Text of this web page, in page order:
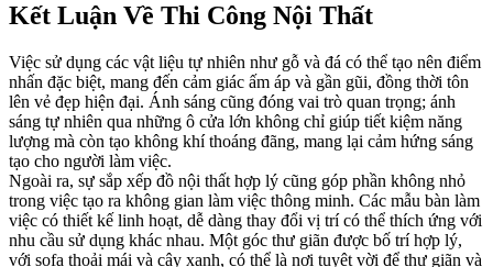
Kết Luận Về Thi Công Nội Thất
Việc sử dụng các vật liệu tự nhiên như gỗ và đá có thể tạo nên điểm
nhấn đặc biệt, mang đến cảm giác ấm áp và gần gũi, đồng thời tôn
lên vẻ đẹp hiện đại. Ánh sáng cũng đóng vai trò quan trọng; ánh
sáng tự nhiên qua những ô cửa lớn không chỉ giúp tiết kiệm năng
lượng mà còn tạo không khí thoáng đãng, mang lại cảm hứng sáng
tạo cho người làm việc.
Ngoài ra, sự sắp xếp đồ nội thất hợp lý cũng góp phần không nhỏ
trong việc tạo ra không gian làm việc thông minh. Các mẫu bàn làm
việc có thiết kế linh hoạt, dễ dàng thay đổi vị trí có thể thích ứng với
nhu cầu sử dụng khác nhau. Một góc thư giãn được bố trí hợp lý,
với sofa thoải mái và cây xanh, có thể là nơi tuyệt vời để thư giãn và